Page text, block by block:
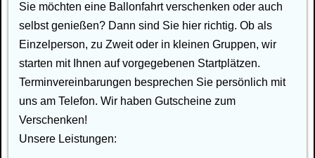
Sie möchten eine Ballonfahrt verschenken oder auch
selbst genießen? Dann sind Sie hier richtig. Ob als
Einzelperson, zu Zweit oder in kleinen Gruppen, wir
starten mit Ihnen auf vorgegebenen Startplätzen.
Terminvereinbarungen besprechen Sie persönlich mit
uns am Telefon. Wir haben Gutscheine zum
Verschenken!
Unsere Leistungen: